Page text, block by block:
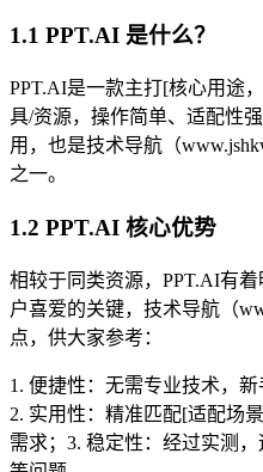
1.1 PPT.AI 是什么？
PPT.AI是一款主打[核心用途
具/资源，操作简单、适配性
用，也是技术导航（
之一。
1.2 PPT.AI 核心优势
相较于同类资源，PPT.AI有
户喜爱的关键，技术导航（
点，供大家参考：
1. 便捷性：无需专业技术，
2. 实用性：精准匹配[适配场
需求；3. 稳定性：经过实测